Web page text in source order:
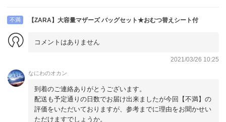
不満 【ZARA】大容量マザーズ バッグセット★おむつ替えシート付
コメントはありません
2021/03/26 10:25
なにわのオカン
到着のご連絡ありがとうございます。
配送も予定通りの日数でお届け出来ましたが今回【不満】の
評価をいただいておりますが、参考までに理由をお聞かせい
ただけますでしょうか。